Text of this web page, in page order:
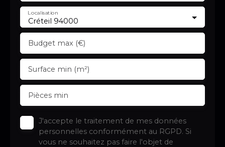
Créteil 94000
Localisation
Budget max (€)
Surface min (m²)
Pièces min
J'accepte le traitement de mes données
personnelles conformément au RGPD. Si
vous ne souhaitez pas faire l'objet de